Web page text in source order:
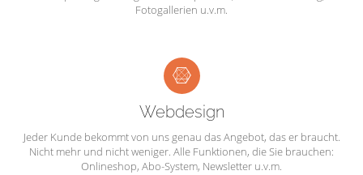
Fotogallerien u.v.m.
Webdesign
Jeder Kunde bekommt von uns genau das Angebot, das er braucht.
Nicht mehr und nicht weniger. Alle Funktionen, die Sie brauchen:
Onlineshop, Abo-System, Newsletter u.v.m.